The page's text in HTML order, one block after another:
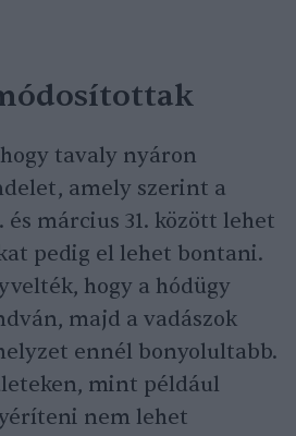
tavaly nyáron
amely szerint a
és március 31. között lehet
pedig el lehet bontani.
hogy a hódügy
majd a vadászok
ennél bonyolultabb.
mint például
nem lehet